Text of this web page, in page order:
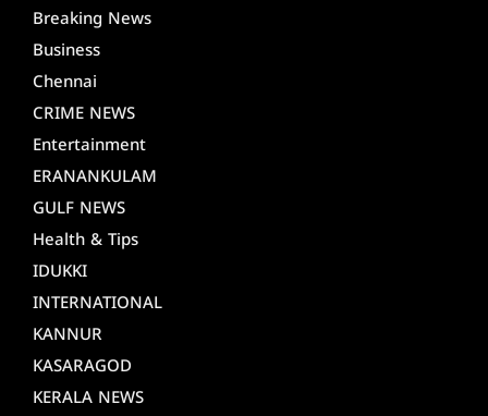
Breaking News
Business
Chennai
CRIME NEWS
Entertainment
ERANANKULAM
GULF NEWS
Health & Tips
IDUKKI
INTERNATIONAL
KANNUR
KASARAGOD
KERALA NEWS